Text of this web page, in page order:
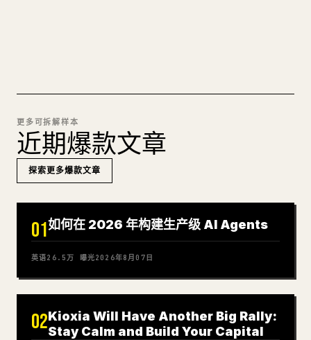
更多可拆解样本
近期爆款文章
探索更多爆款文章
01如何在 2026 年构建生产级 AI Agents
英语26.5万 曝光2026年8月07日
02Kioxia Will Have Another Big Rally:
Stay Calm and Build Your Capital